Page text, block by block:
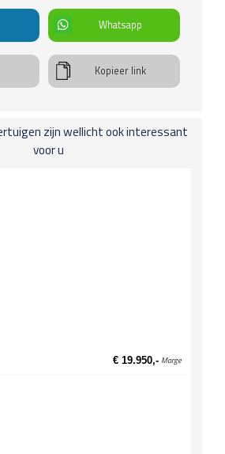
voor
€ 327 p/kwinfo
Whatsapp
Kopieer link
zijn wellicht ook interessant
voor u
€ 19.950,- Marge